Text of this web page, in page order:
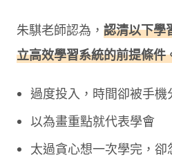
朱騏老師認為， 認清以下學
立高效學習系統的前提條件
過度投入，時間卻被手機
以為畫重點就代表學會
太過貪心想一次學完，